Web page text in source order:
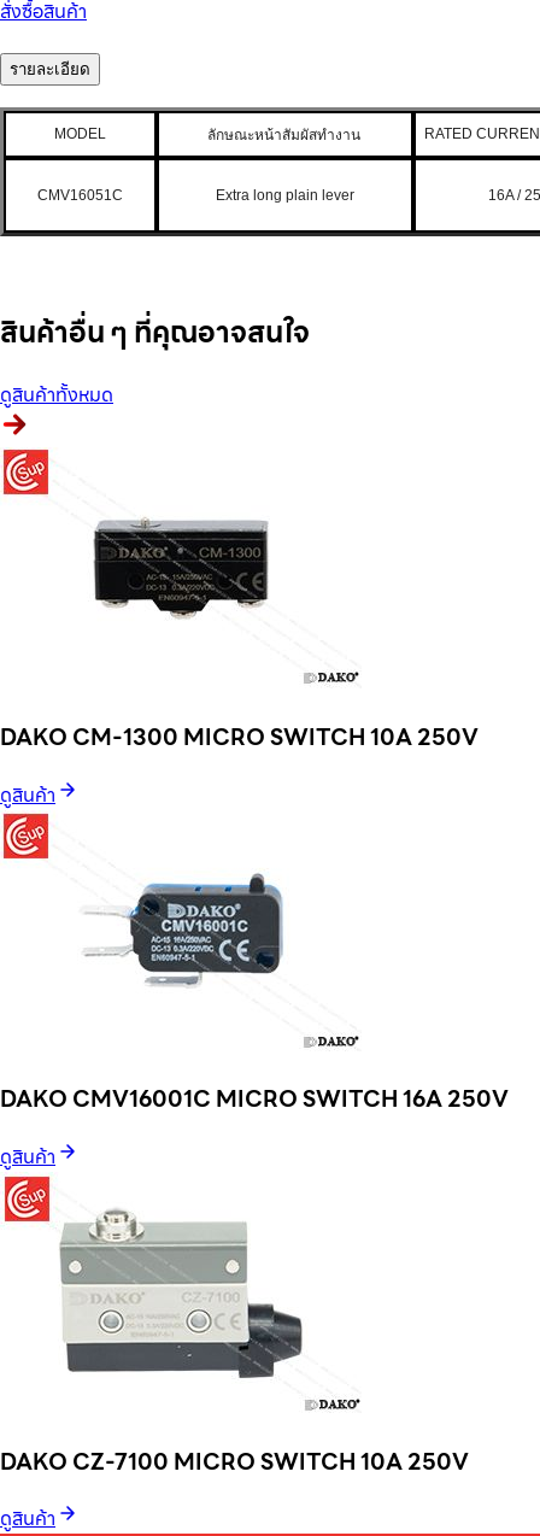
สั่งซื้อสินค้า
รายละเอียด
MODEL ลักษณะหน้าสัมผัสทำงาน RATED
CMV16051C Extra long plain lever 16A /
สินค้าอื่น ๆ ที่คุณอาจสนใจ
ดูสินค้าทั้งหมด
DAKO CM-1300 MICRO SWITCH 10A 250V
ดูสินค้า
DAKO CMV16001C MICRO SWITCH 16A 250V
ดูสินค้า
DAKO CZ-7100 MICRO SWITCH 10A 250V
ดูสินค้า